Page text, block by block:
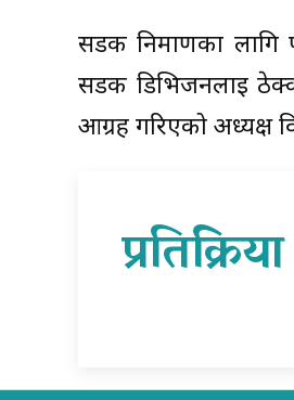
सडक निर्माणका
सडक डिभिजनलाई
आग्रह गरिएको अध्यक्ष
प्रतिक्रिया